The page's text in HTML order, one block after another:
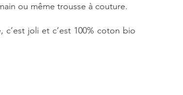
ou même trousse à couture.
c’est joli et c’est 100% coton bio